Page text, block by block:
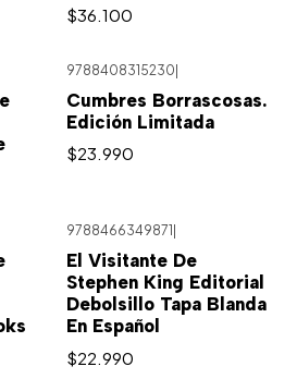
$36.100
9788408315230
Cumbres Borrascosas.
Edición Limitada
$23.990
9788466349871
El Visitante De
Stephen King Editorial
Debolsillo Tapa Blanda
En Español
$22.990